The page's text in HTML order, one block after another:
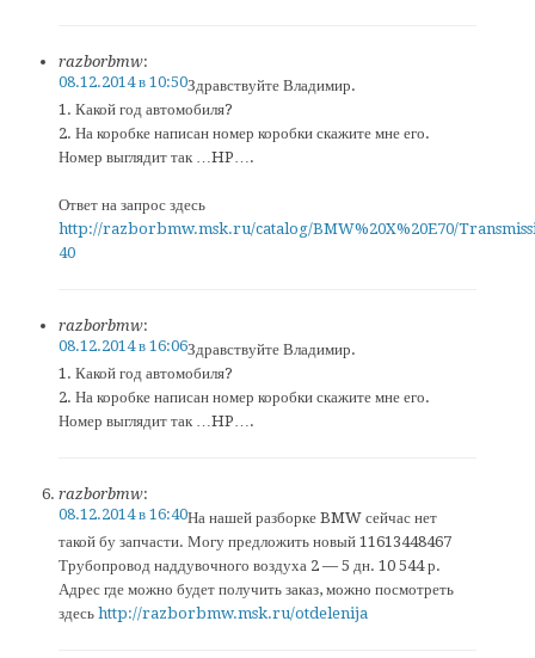
razborbmw:
08.12.2014 в 10:50Здравствуйте Владимир.
1. Какой год автомобиля?
2. На коробке написан номер коробки скажите мне его.
Номер выглядит так …HP….
Ответ на запрос здесь
http://razborbmw.msk.ru/catalog/BMW%20X%20E70/
40
razborbmw:
08.12.2014 в 16:06Здравствуйте Владимир.
1. Какой год автомобиля?
2. На коробке написан номер коробки скажите мне его.
Номер выглядит так …HP….
razborbmw:
08.12.2014 в 16:40На нашей разборке BMW сейчас нет
такой бу запчасти. Могу предложить новый 11613448467
Трубопровод наддувочного воздуха 2 — 5 дн. 10 544 р.
Адрес где можно будет получить заказ, можно посмотреть
здесь http://razborbmw.msk.ru/otdelenija